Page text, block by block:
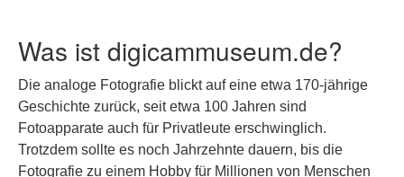
Was ist digicammuseum.de?
Die analoge Fotografie blickt auf eine etwa 170-jährige
Geschichte zurück, seit etwa 100 Jahren sind
Fotoapparate auch für Privatleute erschwinglich.
Trotzdem sollte es noch Jahrzehnte dauern, bis die
Fotografie zu einem Hobby für Millionen von Menschen